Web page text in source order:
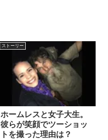
ストーリー
ホームレスと女子大生。
彼らが笑顔でツーショッ
トを撮った理由は？